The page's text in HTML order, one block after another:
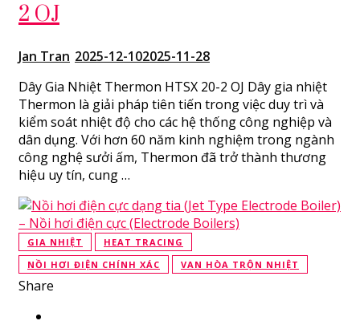
2 OJ
Jan Tran 2025-12-102025-11-28
Dây Gia Nhiệt Thermon HTSX 20-2 OJ Dây gia nhiệt
Thermon là giải pháp tiên tiến trong việc duy trì và
kiểm soát nhiệt độ cho các hệ thống công nghiệp và
dân dụng. Với hơn 60 năm kinh nghiệm trong ngành
công nghệ sưởi ấm, Thermon đã trở thành thương
hiệu uy tín, cung …
GIA NHIỆT
HEAT TRACING
NỒI HƠI ĐIỆN CHÍNH XÁC
VAN HÒA TRỘN NHIỆT
Share